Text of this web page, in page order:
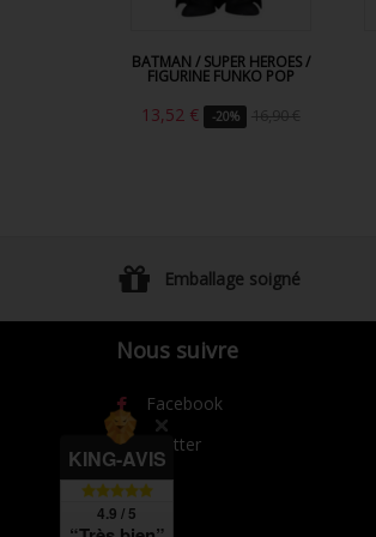
BATMAN / SUPER HEROES /
FIGURINE FUNKO POP
13,52 € -20% 16,90 €
Emballage soigné
Nous suivre
Facebook
Twitter
KING-AVIS
4.9 / 5